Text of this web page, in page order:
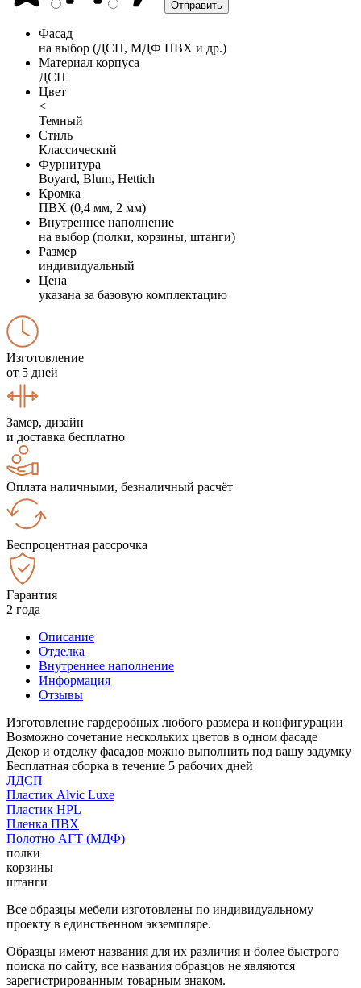
Фасад
на выбор (ДСП, МДФ ПВХ и др.)
Материал корпуса
ДСП
Цвет
<
Темный
Стиль
Классический
Фурнитура
Boyard, Blum, Hettich
Кромка
ПВХ (0,4 мм, 2 мм)
Внутреннее наполнение
на выбор (полки, корзины, штанги)
Размер
индивидуальный
Цена
указана за базовую комплектацию
Изготовление
от 5 дней
Замер, дизайн
и доставка бесплатно
Оплата наличными, безналичный расчёт
Беспроцентная рассрочка
Гарантия
2 года
Описание
Отделка
Внутреннее наполнение
Информация
Отзывы
Изготовление гардеробных любого размера и конфигурации
Возможно сочетание нескольких цветов в одном фасаде
Декор и отделку фасадов можно выполнить под вашу задумку
Бесплатная сборка в течение 5 рабочих дней
ЛДСП
Пластик Alvic Luxe
Пластик HPL
Пленка ПВХ
Полотно АГТ (МДФ)
полки
корзины
штанги
Все образцы мебели изготовлены по индивидуальному
проекту в единственном экземпляре.
Образцы имеют названия для их различия и более быстрого
поиска по сайту, все названия образцов не являются
зарегистрированным товарным знаком.